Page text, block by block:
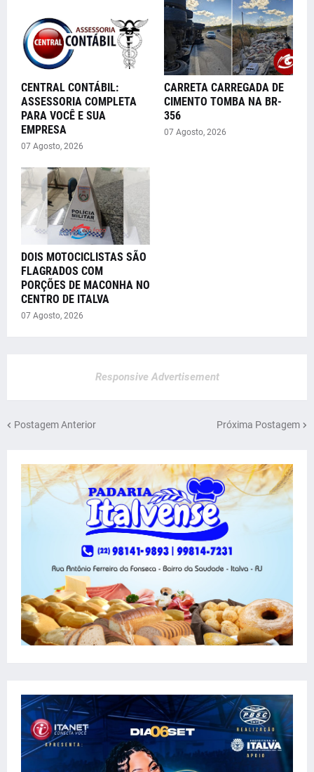
CENTRAL CONTÁBIL:
ASSESSORIA COMPLETA
PARA VOCÊ E SUA
EMPRESA
07 Agosto, 2026
CARRETA CARREGADA DE
CIMENTO TOMBA NA BR-
356
07 Agosto, 2026
DOIS MOTOCICLISTAS SÃO
FLAGRADOS COM
PORÇÕES DE MACONHA NO
CENTRO DE ITALVA
07 Agosto, 2026
Responsive Advertisement
Postagem Anterior Próxima Postagem